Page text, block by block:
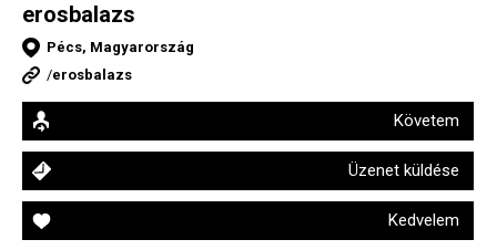
erosbalazs
Pécs, Magyarország
/erosbalazs
Követem
Üzenet küldése
Kedvelem